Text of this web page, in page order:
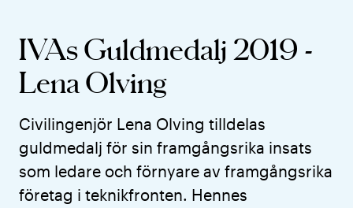
IVAs Guldmedalj 2019 -
Lena Olving
Civilingenjör Lena Olving tilldelas
guldmedalj för sin framgångsrika insats
som ledare och förnyare av framgångsrika
företag i teknikfronten. Hennes